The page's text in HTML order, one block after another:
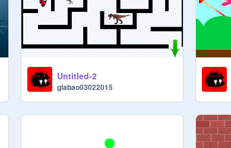
Untitled-2
giabao03022015